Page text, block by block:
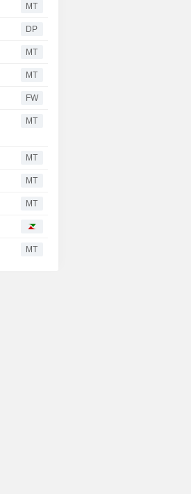
MT
DP
MT
MT
FW
MT
MT
MT
MT
MT